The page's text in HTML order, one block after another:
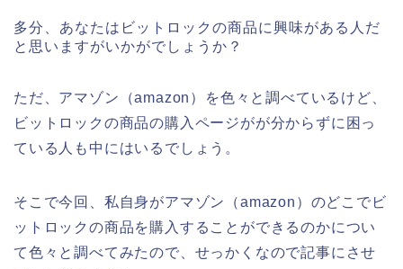
多分、あなたはビットロックの商品に興味がある人だ
と思いますがいかがでしょうか？
ただ、アマゾン（amazon）を色々と調べているけど、
ビットロックの商品の購入ページがが分からずに困っ
ている人も中にはいるでしょう。
そこで今回、私自身がアマゾン（amazon）のどこでビ
ットロックの商品を購入することができるのかについ
て色々と調べてみたので、せっかくなので記事にさせ